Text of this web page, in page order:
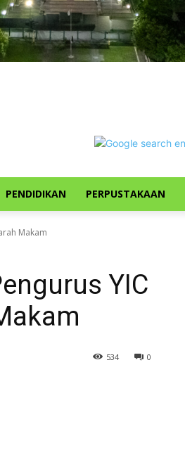
PENDIDIKAN PERPUSTAKAAN
Makam
YIC
0
534